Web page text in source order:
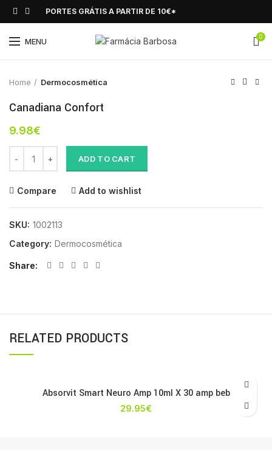
PORTES GRÁTIS A PARTIR DE 10€*
MENU 0
Click to enlarge
Home Dermocosmética
Canadiana Confort
9.98€
ADD TO CART
Compare Add to wishlist
SKU: 1002113
Category: Dermocosmética
Share
RELATED PRODUCTS
Absorvit Smart Neuro Amp 10ml X 30 amp beb
29.95€